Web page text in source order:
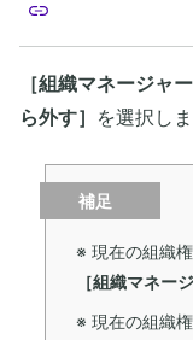
［組織マネージャ
ら外す］ を選択しま
補足
※ 現在の組織
［組織マネー
※ 現在の組織